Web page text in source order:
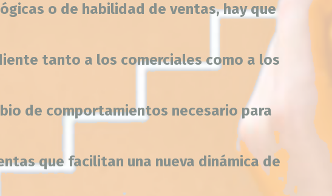
o de habilidad de ventas, hay que
tanto a los comerciales como a los
de comportamientos necesario para
que facilitan una nueva dinámica de